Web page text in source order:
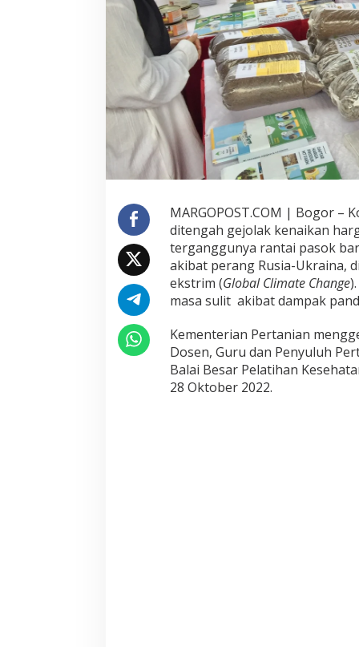
a
i
n
i
n
g
o
f
T
r
a
r
B
a
W
i
y
i
s
w
MARGOPOST.COM | Bogor
ditengah gejolak kenaikan
terganggunya rantai pasok
akibat perang Rusia-Ukraina,
ekstrim (Global Climate Change
masa sulit akibat dampak
Kementerian Pertanian
Dosen, Guru dan Penyuluh
Balai Besar Pelatihan
28 Oktober 2022.